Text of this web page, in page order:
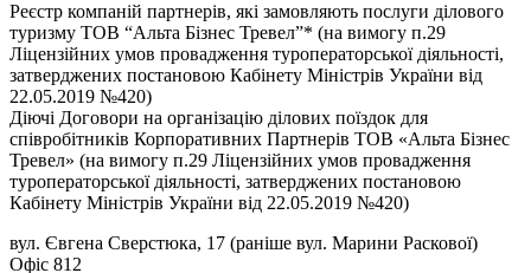
Реєстр компаній партнерів, які замовляють послуги ділового
туризму ТОВ “Альта Бізнес Тревел”* (на вимогу п.29
Ліцензійних умов провадження туроператорської діяльності,
затверджених постановою Кабінету Міністрів України від
22.05.2019 №420)
Діючі Договори на організацію ділових поїздок для
співробітників Корпоративних Партнерів ТОВ «Альта Бізнес
Тревел» (на вимогу п.29 Ліцензійних умов провадження
туроператорської діяльності, затверджених постановою
Кабінету Міністрів України від 22.05.2019 №420)
вул. Євгена Сверстюка, 17 (раніше вул. Марини Раскової)
Офіс 812